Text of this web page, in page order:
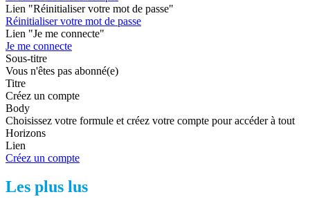
Lien "Réinitialiser votre mot de passe"
Réinitialiser votre mot de passe
Lien "Je me connecte"
Je me connecte
Sous-titre
Vous n'êtes pas abonné(e)
Titre
Créez un compte
Body
Choisissez votre formule et créez votre compte pour accéder à tout
Horizons
Lien
Créez un compte
Les plus lus